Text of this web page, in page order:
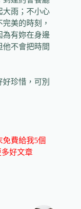
大雨；不小心
美的時刻，
為有妳在身邊
不會把時間
珍惜，可別
免費給我5個
好文章